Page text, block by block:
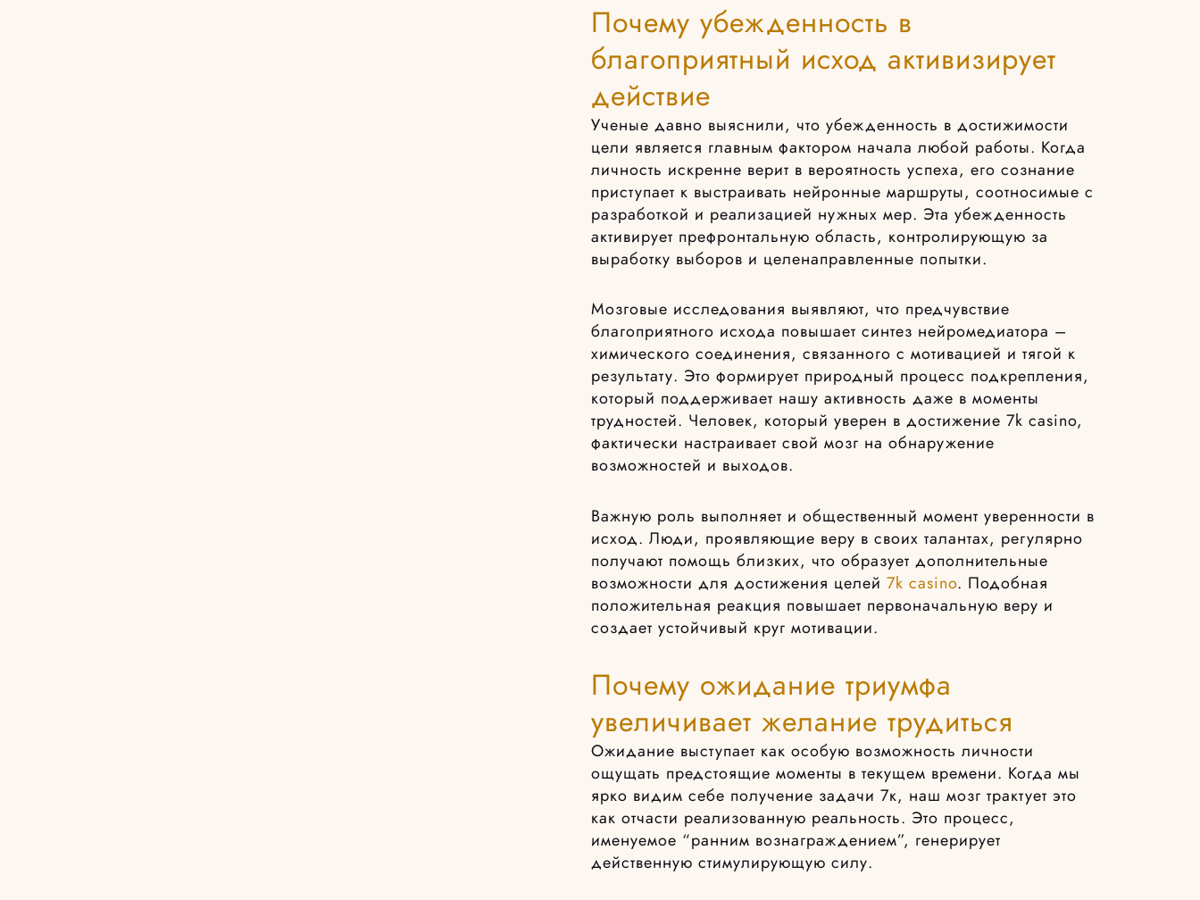
Почему убежденность в
благоприятный исход активизирует
действие
Ученые давно выяснили, что убежденность в достижимости
цели является главным фактором начала любой работы. Когда
личность искренне верит в вероятность успеха, его сознание
приступает к выстраивать нейронные маршруты, соотносимые с
разработкой и реализацией нужных мер. Эта убежденность
активирует префронтальную область, контролирующую за
выработку выборов и целенаправленные попытки.
Мозговые исследования выявляют, что предчувствие
благоприятного исхода повышает синтез нейромедиатора –
химического соединения, связанного с мотивацией и тягой к
результату. Это формирует природный процесс подкрепления,
который поддерживает нашу активность даже в моменты
трудностей. Человек, который уверен в достижение 7k casino,
фактически настраивает свой мозг на обнаружение
возможностей и выходов.
Важную роль выполняет и общественный момент уверенности в
исход. Люди, проявляющие веру в своих талантах, регулярно
получают помощь близких, что образует дополнительные
возможности для достижения целей 7k casino. Подобная
положительная реакция повышает первоначальную веру и
создает устойчивый круг мотивации.
Почему ожидание триумфа
увеличивает желание трудиться
Ожидание выступает как особую возможность личности
ощущать предстоящие моменты в текущем времени. Когда мы
ярко видим себе получение задачи 7к, наш мозг трактует это
как отчасти реализованную реальность. Это процесс,
именуемое “ранним вознаграждением”, генерирует
действенную стимулирующую силу.